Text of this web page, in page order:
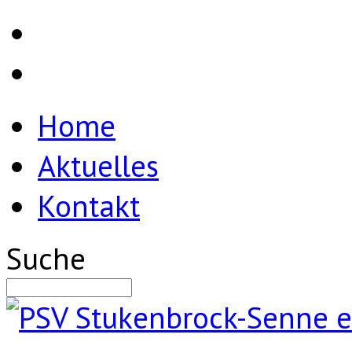
Home
Aktuelles
Kontakt
Suche